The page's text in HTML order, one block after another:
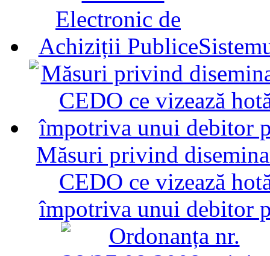
Măsuri privind
CEDO ce vizează
împotriva unui debitor